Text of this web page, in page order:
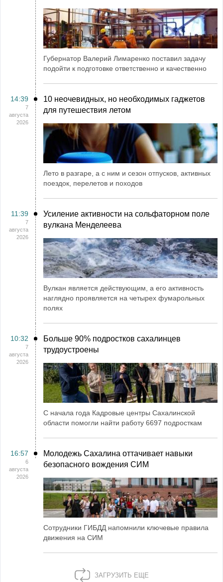
Губернатор Валерий Лимаренко поставил задачу
подойти к подготовке ответственно и качественно
14:39
7
августа
2026
10 неочевидных, но необходимых гаджетов
для путешествия летом
Лето в разгаре, а с ним и сезон отпусков, активных
поездок, перелетов и походов
11:39
7
августа
2026
Усиление активности на сольфаторном поле
вулкана Менделеева
Вулкан является действующим, а его активность
наглядно проявляется на четырех фумарольных
полях
10:32
7
августа
2026
Больше 90% подростков сахалинцев
трудоустроены
С начала года Кадровые центры Сахалинской
области помогли найти работу 6697 подросткам
16:57
6
августа
2026
Молодежь Сахалина оттачивает навыки
безопасного вождения СИМ
Сотрудники ГИБДД напомнили ключевые правила
движения на СИМ
ЗАГРУЗИТЬ ЕЩЕ